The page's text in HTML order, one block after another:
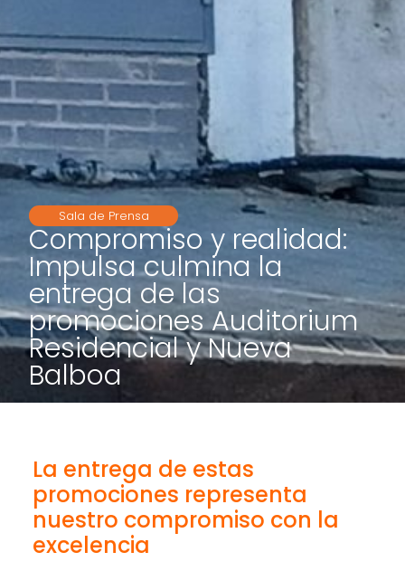
Sala de Prensa
Compromiso y realidad:
Impulsa culmina la
entrega de las
promociones Auditorium
Residencial y Nueva
Balboa
La entrega de estas
promociones representa
nuestro compromiso con la
excelencia